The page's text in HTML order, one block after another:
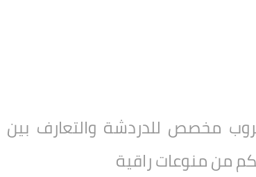
مخصص للدردشة والتعارف بين
من منوعات راقية